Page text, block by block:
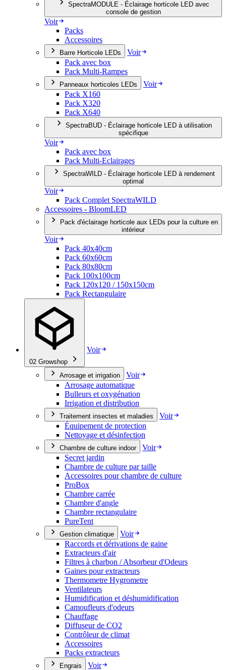
console de gestion
Voir
Packs
Accessoires
Barre Horticole LEDs
Voir
Pack avec box
Pack Multi-Rampes
Panneaux horticoles LEDs
Voir
Pack X160
Pack X320
Pack X640
spécifique
Voir
Pack avec box
Pack Multi-Eclairages
optimal
Voir
Pack Complet SpectraWILD
Accessoires - BloomLED
intérieur
Voir
Pack 40x40cm
Pack 60x60cm
Pack 80x80cm
Pack 100x100cm
Pack 120x120 / 150x150cm
Pack Rectangulaire
02 Growshop
Voir
Arrosage et irrigation
Voir
Arrosage automatique
Bulleurs et oxygénation
Irrigation et distribution
Traitement insectes et maladies
Voir
Équipement de protection
Nettoyage et désinfection
Chambre de culture indoor
Voir
Secret jardin
Chambre de culture par taille
Accessoires pour chambre de culture
ProBox
Chambre carrée
Chambre d'angle
Chambre rectangulaire
PureTent
Gestion climatique
Voir
Raccords et dérivations de gaine
Extracteurs d'air
Filtres à charbon / Absorbeur d'Odeurs
Gaines pour extracteurs
Thermometre Hygrometre
Ventilateurs
Humidification et déshumidification
Camoufleurs d'odeurs
Chauffage
Diffuseur de CO2
Contrôleur de climat
Accessoires
Packs extracteurs
Engrais
Voir